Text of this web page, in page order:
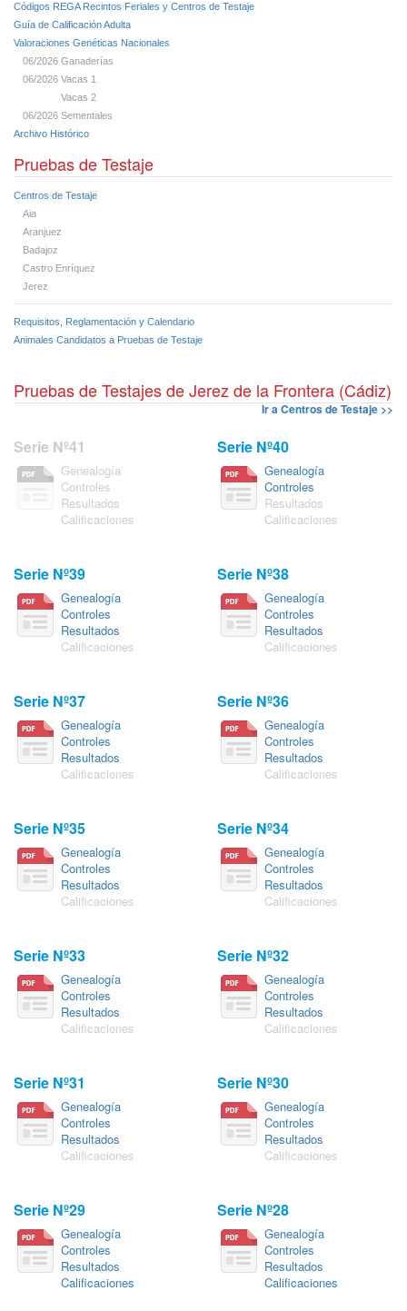
Códigos REGA Recintos Feriales y Centros de Testaje
Guía de Calificación Adulta
Valoraciones Genéticas Nacionales
06/2026 Ganaderías
06/2026 Vacas 1
Vacas 2
06/2026 Sementales
Archivo Histórico
Pruebas de Testaje
Centros de Testaje
Aia
Aranjuez
Badajoz
Castro Enríquez
Jerez
Requisitos, Reglamentación y Calendario
Animales Candidatos a Pruebas de Testaje
Pruebas de Testajes de Jerez de la Frontera (Cádiz)
Ir a Centros de Testaje >>
Serie Nº41
Genealogía
Controles
Resultados
Calificaciones
Serie Nº40
Genealogía
Controles
Resultados
Calificaciones
Serie Nº39
Genealogía
Controles
Resultados
Calificaciones
Serie Nº38
Genealogía
Controles
Resultados
Calificaciones
Serie Nº37
Genealogía
Controles
Resultados
Calificaciones
Serie Nº36
Genealogía
Controles
Resultados
Calificaciones
Serie Nº35
Genealogía
Controles
Resultados
Calificaciones
Serie Nº34
Genealogía
Controles
Resultados
Calificaciones
Serie Nº33
Genealogía
Controles
Resultados
Calificaciones
Serie Nº32
Genealogía
Controles
Resultados
Calificaciones
Serie Nº31
Genealogía
Controles
Resultados
Calificaciones
Serie Nº30
Genealogía
Controles
Resultados
Calificaciones
Serie Nº29
Genealogía
Controles
Resultados
Calificaciones
Serie Nº28
Genealogía
Controles
Resultados
Calificaciones